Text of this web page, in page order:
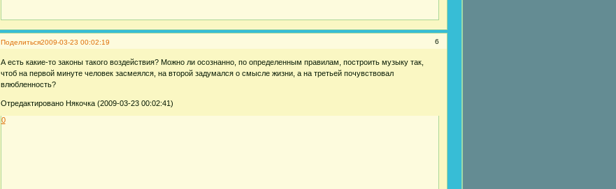
Поделиться 6
2009-03-23 00:02:19
А есть какие-то законы такого воздействия? Можно ли осознанно, по определенным правилам, построить музыку так,
чтоб на первой минуте человек засмеялся, на второй задумался о смысле жизни, а на третьей почувствовал
влюбленность?
Отредактировано Някочка (2009-03-23 00:02:41)
0